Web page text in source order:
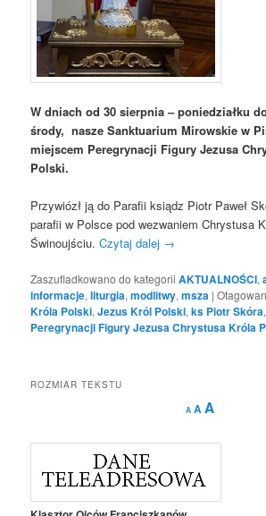
W dniach od 30 sierpnia – poniedziałku
środy, nasze Sanktuarium Mirowskie w
miejscem Peregrynacji Figury Jezusa
Polski.
Przywiózł ją do Parafii ksiądz Piotr Paweł
parafii w Polsce pod wezwaniem Chrystusa
Świnoujściu.Czytaj dalej →
Zaszufladkowano do kategorii AKTUALNOŚCI,
informacje,liturgia,modlitwy,msza |
Króla Polski,Jezus Król Polski,ks Piotr Skóra
Peregrynacji Figury Jezusa Chrystusa Króla
ROZMIAR TEKSTU
A
Decrease
font
A Reset
AIncrease